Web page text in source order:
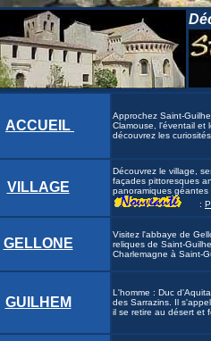
ACCUEIL
Approchez Saint-
Clamouse, l'éventail et
découvrez les
VILLAGE
Découvrez le village,
façades pittoresques
panoramiques
:
GELLONE
Visitez l'abbaye de
reliques de Saint-
Charlemagne à Saint-
GUILHEM
L'homme : Duc
des Sarrazins. Il
il se retire au désert et